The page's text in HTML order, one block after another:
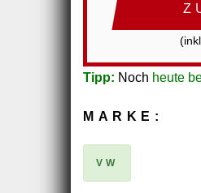
Tipp: Noch heute
MARKE:
VW